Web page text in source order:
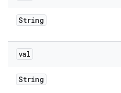
String
val
String